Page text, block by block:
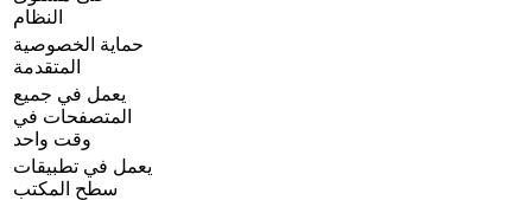
النظام
حماية الخصوصية
المتقدمة
يعمل في جميع
المتصفحات في
وقت واحد
يعمل في تطبيقات
سطح المكتب